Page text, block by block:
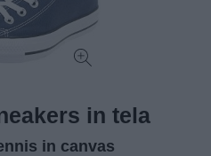
in tela
in canvas